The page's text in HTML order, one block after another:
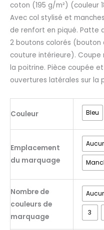
coton (195 g/m²) (couleur
Avec col stylisé et
de renfort en piqué. Patte
2 boutons colorés (bouton
couture intérieure).
la poitrine. Pièce coupée
ouvertures latérales sur la
Couleur Bleu
Emplacement
du marquage
Nombre de
couleurs de
marquage
3